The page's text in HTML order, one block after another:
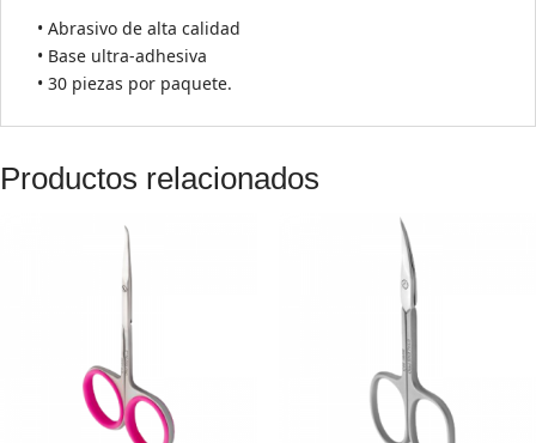
• Abrasivo de alta calidad
• Base ultra-adhesiva
• 30 piezas por paquete.
Productos relacionados